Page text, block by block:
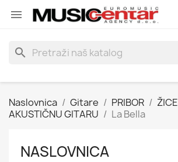

search
Naslovnica Gitare PRIBOR ŽICE
AKUSTIČNU GITARU
La Bella
NASLOVNICA